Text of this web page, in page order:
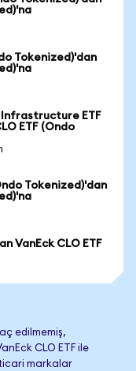
Tokenized)'dan
ETF
ETF (Ondo
Tokenized)'dan
VanEck CLO ETF
edilmemiş,
CLO ETF ile
ticari markalar